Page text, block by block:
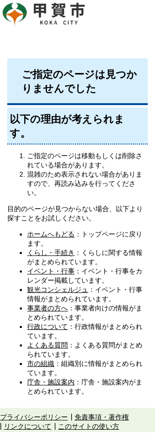
ご指定のページは見つか
りませんでした
以下の理由が考えられま
す。
ご指定のページは移動もしくは削除さ
れている場合があります。
混雑のため表示されない場合がありま
すので、再読み込みを行ってくださ
い。
目的のページが見つからない場合、以下より
探すことをお試しください。
ホームへもどる ：トップページに戻り
ます。
くらし・手続き ：くらしに関する情報
がまとめられています。
イベント・行事 ：イベント・行事をカ
レンダー掲載しています。
観光コンシェルジュ ：イベント・行事
情報がまとめられています。
事業者の方へ ：事業者向けの情報がま
とめられています。
行政について ：行政情報がまとめられ
ています。
よくある質問 ：よくある質問がまとめ
られています。
市の組織 ：組織別に情報がまとめられ
ています。
庁舎・施設案内 ：庁舎・施設案内がま
とめられています。
プライバシーポリシー
免責事項・著作権
リンクについて
このサイトの使い方